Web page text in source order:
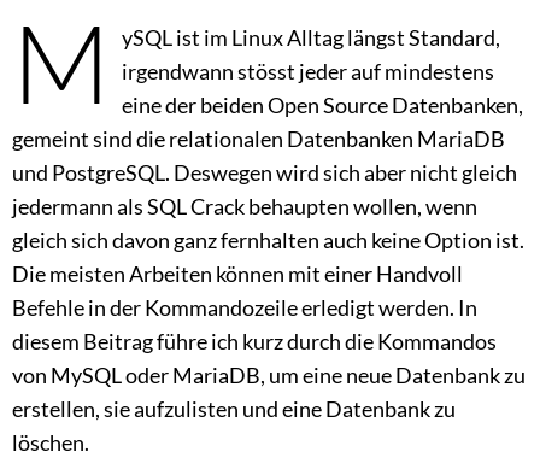
M
ySQL ist im Linux Alltag längst Standard,
irgendwann stösst jeder auf mindestens
eine der beiden Open Source Datenbanken,
gemeint sind die relationalen Datenbanken MariaDB
und PostgreSQL. Deswegen wird sich aber nicht gleich
jedermann als SQL Crack behaupten wollen, wenn
gleich sich davon ganz fernhalten auch keine Option ist.
Die meisten Arbeiten können mit einer Handvoll
Befehle in der Kommandozeile erledigt werden. In
diesem Beitrag führe ich kurz durch die Kommandos
von MySQL oder MariaDB, um eine neue Datenbank zu
erstellen, sie aufzulisten und eine Datenbank zu
löschen.